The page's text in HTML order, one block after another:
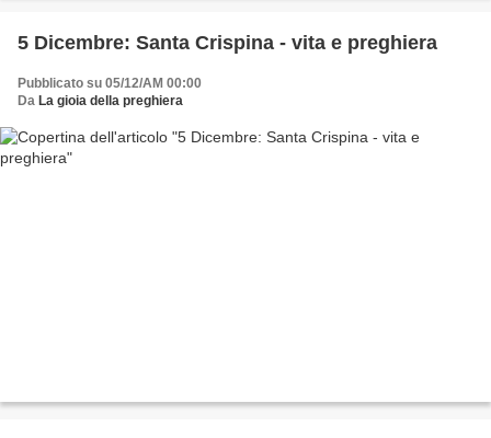
5 Dicembre: Santa Crispina - vita e preghiera
Pubblicato su 05/12/AM 00:00
Da La gioia della preghiera